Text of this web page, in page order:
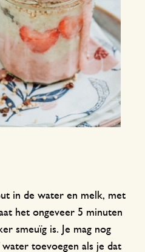
in de water en melk, met
het ongeveer 5 minuten
smeuïg is. Je mag nog
toevoegen als je dat